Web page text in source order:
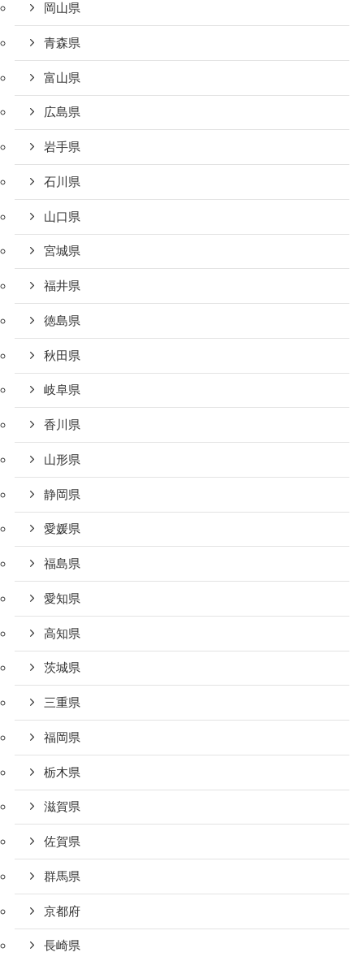
岡山県
青森県
富山県
広島県
岩手県
石川県
山口県
宮城県
福井県
徳島県
秋田県
岐阜県
香川県
山形県
静岡県
愛媛県
福島県
愛知県
高知県
茨城県
三重県
福岡県
栃木県
滋賀県
佐賀県
群馬県
京都府
長崎県